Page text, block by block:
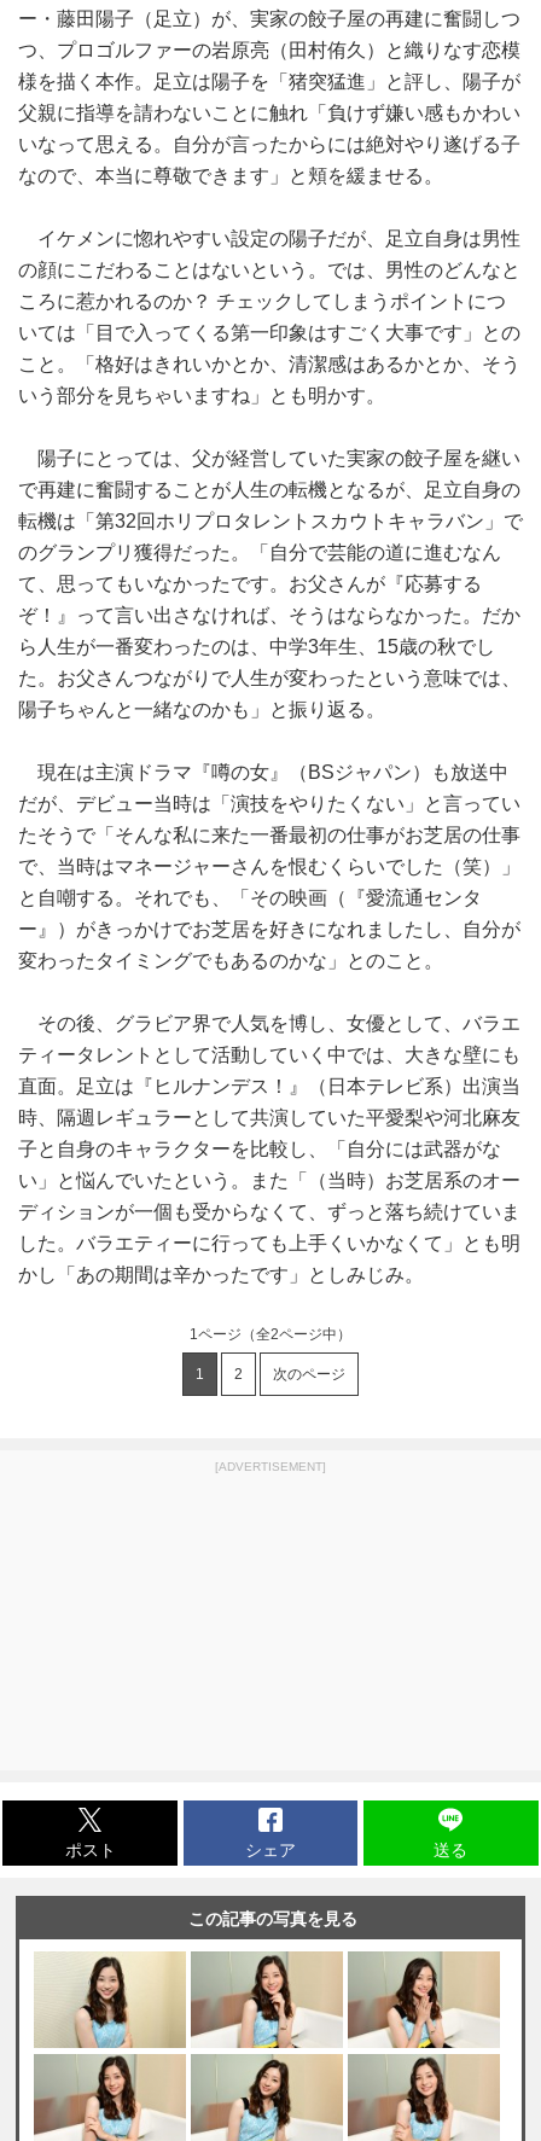
ー・藤田陽子（足立）が、実家の餃子屋の再建に奮闘しつ
つ、プロゴルファーの岩原亮（田村侑久）と織りなす恋模
様を描く本作。足立は陽子を「猪突猛進」と評し、陽子が
父親に指導を請わないことに触れ「負けず嫌い感もかわい
いなって思える。自分が言ったからには絶対やり遂げる子
なので、本当に尊敬できます」と頬を緩ませる。
イケメンに惚れやすい設定の陽子だが、足立自身は男性
の顔にこだわることはないという。では、男性のどんなと
ころに惹かれるのか？ チェックしてしまうポイントにつ
いては「目で入ってくる第一印象はすごく大事です」との
こと。「格好はきれいかとか、清潔感はあるかとか、そう
いう部分を見ちゃいますね」とも明かす。
陽子にとっては、父が経営していた実家の餃子屋を継い
で再建に奮闘することが人生の転機となるが、足立自身の
転機は「第32回ホリプロタレントスカウトキャラバン」で
のグランプリ獲得だった。「自分で芸能の道に進むなん
て、思ってもいなかったです。お父さんが『応募する
ぞ！』って言い出さなければ、そうはならなかった。だか
ら人生が一番変わったのは、中学3年生、15歳の秋でし
た。お父さんつながりで人生が変わったという意味では、
陽子ちゃんと一緒なのかも」と振り返る。
現在は主演ドラマ『噂の女』（BSジャパン）も放送中
だが、デビュー当時は「演技をやりたくない」と言ってい
たそうで「そんな私に来た一番最初の仕事がお芝居の仕事
で、当時はマネージャーさんを恨むくらいでした（笑）」
と自嘲する。それでも、「その映画（『愛流通センタ
ー』）がきっかけでお芝居を好きになれましたし、自分が
変わったタイミングでもあるのかな」とのこと。
その後、グラビア界で人気を博し、女優として、バラエ
ティータレントとして活動していく中では、大きな壁にも
直面。足立は『ヒルナンデス！』（日本テレビ系）出演当
時、隔週レギュラーとして共演していた平愛梨や河北麻友
子と自身のキャラクターを比較し、「自分には武器がな
い」と悩んでいたという。また「（当時）お芝居系のオー
ディションが一個も受からなくて、ずっと落ち続けていま
した。バラエティーに行っても上手くいかなくて」とも明
かし「あの期間は辛かったです」としみじみ。
1ページ （全2ページ中）
1 2 次のページ
[ADVERTISEMENT]
ポスト シェア 送る
この記事の写真を見る